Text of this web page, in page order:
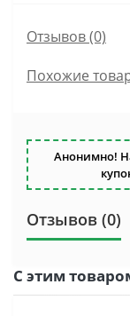
Отзывов (0)
Похожие
Анонимно!
Отзывов (0)
С этим